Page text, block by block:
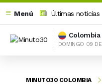
Menú
Últimas noticias
Colombia
DOMINGO 09
MINUTO30 COLOMBIA